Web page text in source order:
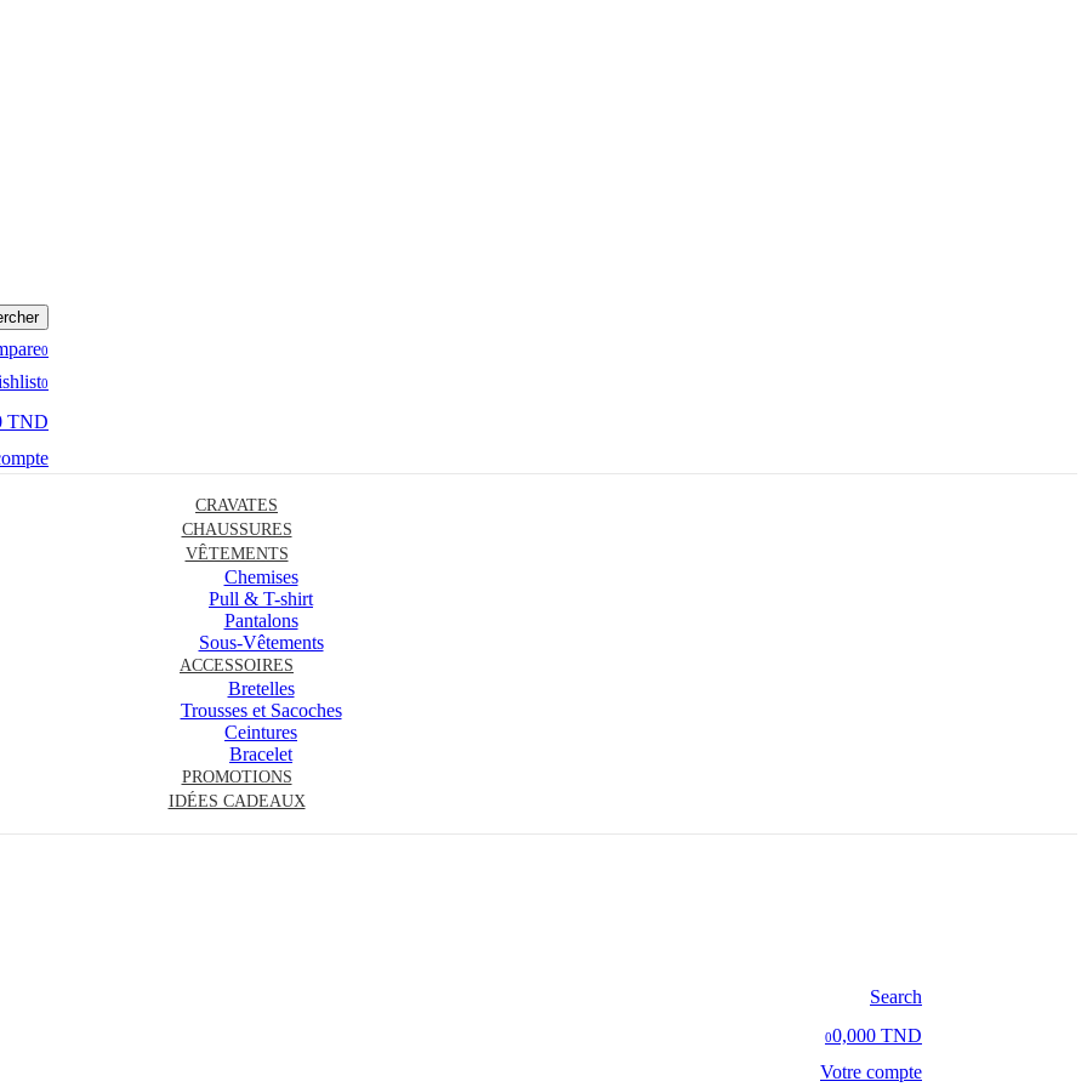
0
0
TND
CRAVATES
CHAUSSURES
VÊTEMENTS
Chemises
Pull & T-shirt
Pantalons
Sous-Vêtements
ACCESSOIRES
Bretelles
Trousses et Sacoches
Ceintures
Bracelet
PROMOTIONS
IDÉES CADEAUX
Search
00,000 TND
Votre compte